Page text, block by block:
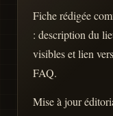
Fiche rédigée
: description du
visibles et lien
FAQ.
Mise à jour